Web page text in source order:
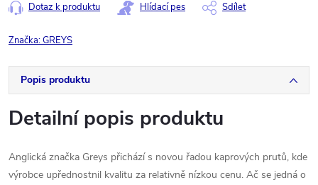
Dotaz k produktu Hlídací pes Sdílet
Značka:GREYS
Popis produktu
Detailní popis produktu
Anglická značka Greys přichází s novou řadou kaprových prutů, kde
výrobce upřednostnil kvalitu za relativně nízkou cenu. Ač se jedná o